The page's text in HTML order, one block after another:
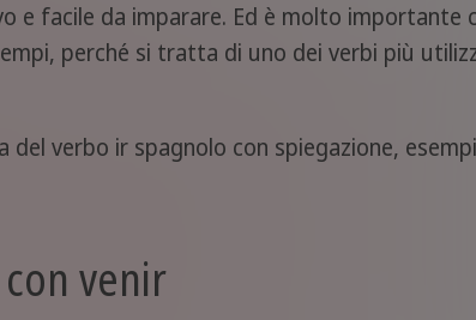
e facile da imparare. Ed è molto importante
perché si tratta di uno dei verbi più
verbo ir spagnolo con spiegazione,
venir